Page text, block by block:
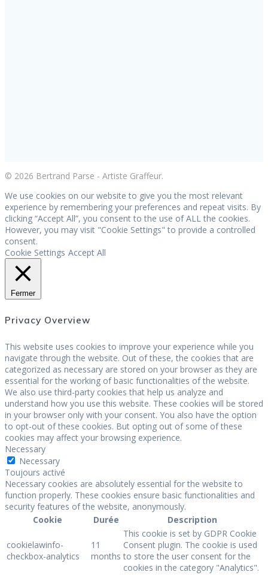
© 2026 Bertrand Parse - Artiste Graffeur.
We use cookies on our website to give you the most relevant
experience by remembering your preferences and repeat visits. By
clicking “Accept All”, you consent to the use of ALL the cookies.
However, you may visit "Cookie Settings" to provide a controlled
consent.
Cookie Settings Accept All
Fermer
Privacy Overview
This website uses cookies to improve your experience while you
navigate through the website. Out of these, the cookies that are
categorized as necessary are stored on your browser as they are
essential for the working of basic functionalities of the website.
We also use third-party cookies that help us analyze and
understand how you use this website. These cookies will be stored
in your browser only with your consent. You also have the option
to opt-out of these cookies. But opting out of some of these
cookies may affect your browsing experience.
Necessary
Necessary
Toujours activé
Necessary cookies are absolutely essential for the website to
function properly. These cookies ensure basic functionalities and
security features of the website, anonymously.
Cookie
Durée Description
cookielawinfo-
checkbox-analytics
11
months
This cookie is set by GDPR Cookie
Consent plugin. The cookie is used
to store the user consent for the
cookies in the category "Analytics".